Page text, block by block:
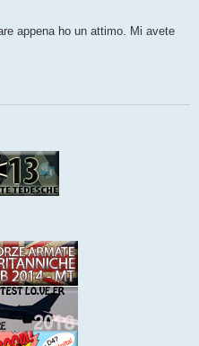
appena ho un attimo. Mi avete